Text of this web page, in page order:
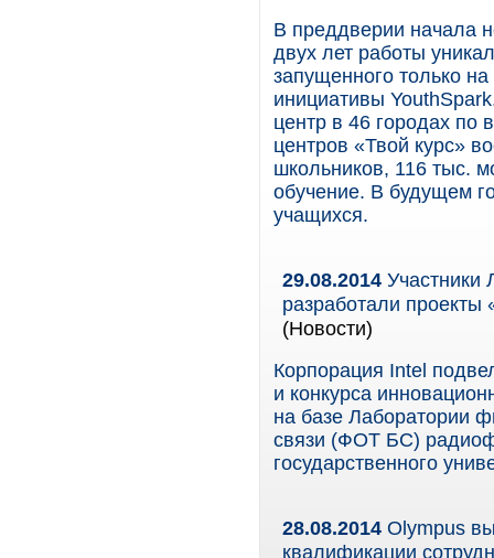
В преддверии начала
двух лет работы
запущенного только
инициативы
центр в 46 городах по
центров «Твой курс»
школьников, 116 тыс.
обучение. В будущем
учащихся.
29.08.2014 Участники
разработали проекты
(Новости)
Корпорация Intel
и конкурса
на базе Лаборатории
связи (ФОТ БС)
государственного
28.08.2014 Olympus
квалификации